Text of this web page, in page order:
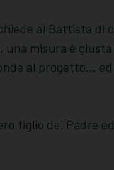
al Battista di
misura è
al progetto…
figlio del Padre